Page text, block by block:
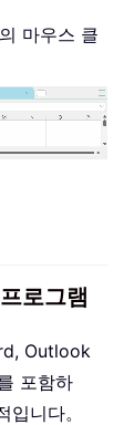
마우스 클
로그램
Outlook
포함하
니다。